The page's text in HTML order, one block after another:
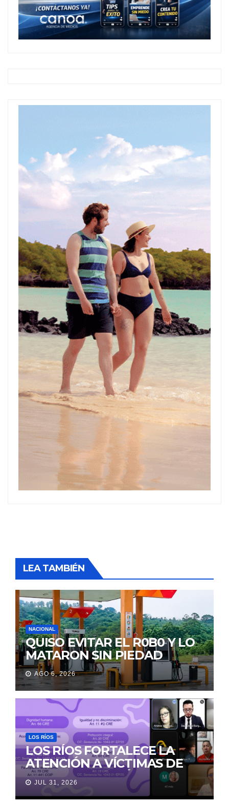
LEA TAMBIÉN
NACIONAL
QUISO EVITAR EL R0B0 Y LO
MATARON SIN PIEDAD
AGO 6, 2026
LOS RÍOS
LOS RÍOS FORTALECE LA
ATENCIÓN A VÍCTIMAS DE
VIOLENCIA DE GÉNERO
PARA EVITAR LA
JUL 31, 2026